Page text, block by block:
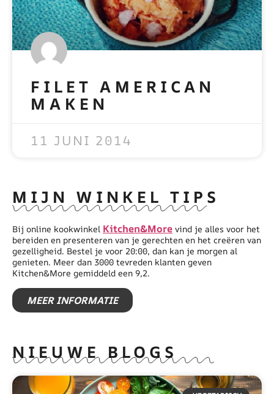
FILET AMERICAN
MAKEN
11 JUNI 2014
MIJN WINKEL TIPS
Bij online kookwinkel Kitchen&More vind je alles voor het
bereiden en presenteren van je gerechten en het creëren van
gezelligheid. Bestel je voor 20:00, dan kan je morgen al
genieten. Meer dan 3000 tevreden klanten geven
Kitchen&More gemiddeld een 9,2.
MEER INFORMATIE
NIEUWE BLOGS